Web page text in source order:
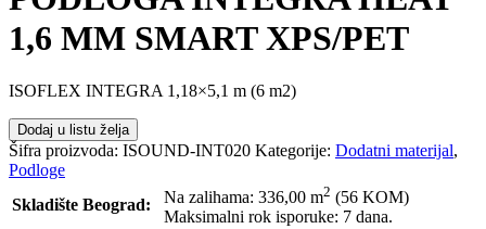
1,6 MM SMART XPS/PET
ISOFLEX INTEGRA 1,18×5,1 m (6 m2)
Dodaj u listu želja
Šifra proizvoda: ISOUND-INT020 Kategorije: Dodatni materijal,
Podloge
Skladište Beograd:
Na zalihama: 336,00 m2 (56 KOM)
Maksimalni rok isporuke: 7 dana.